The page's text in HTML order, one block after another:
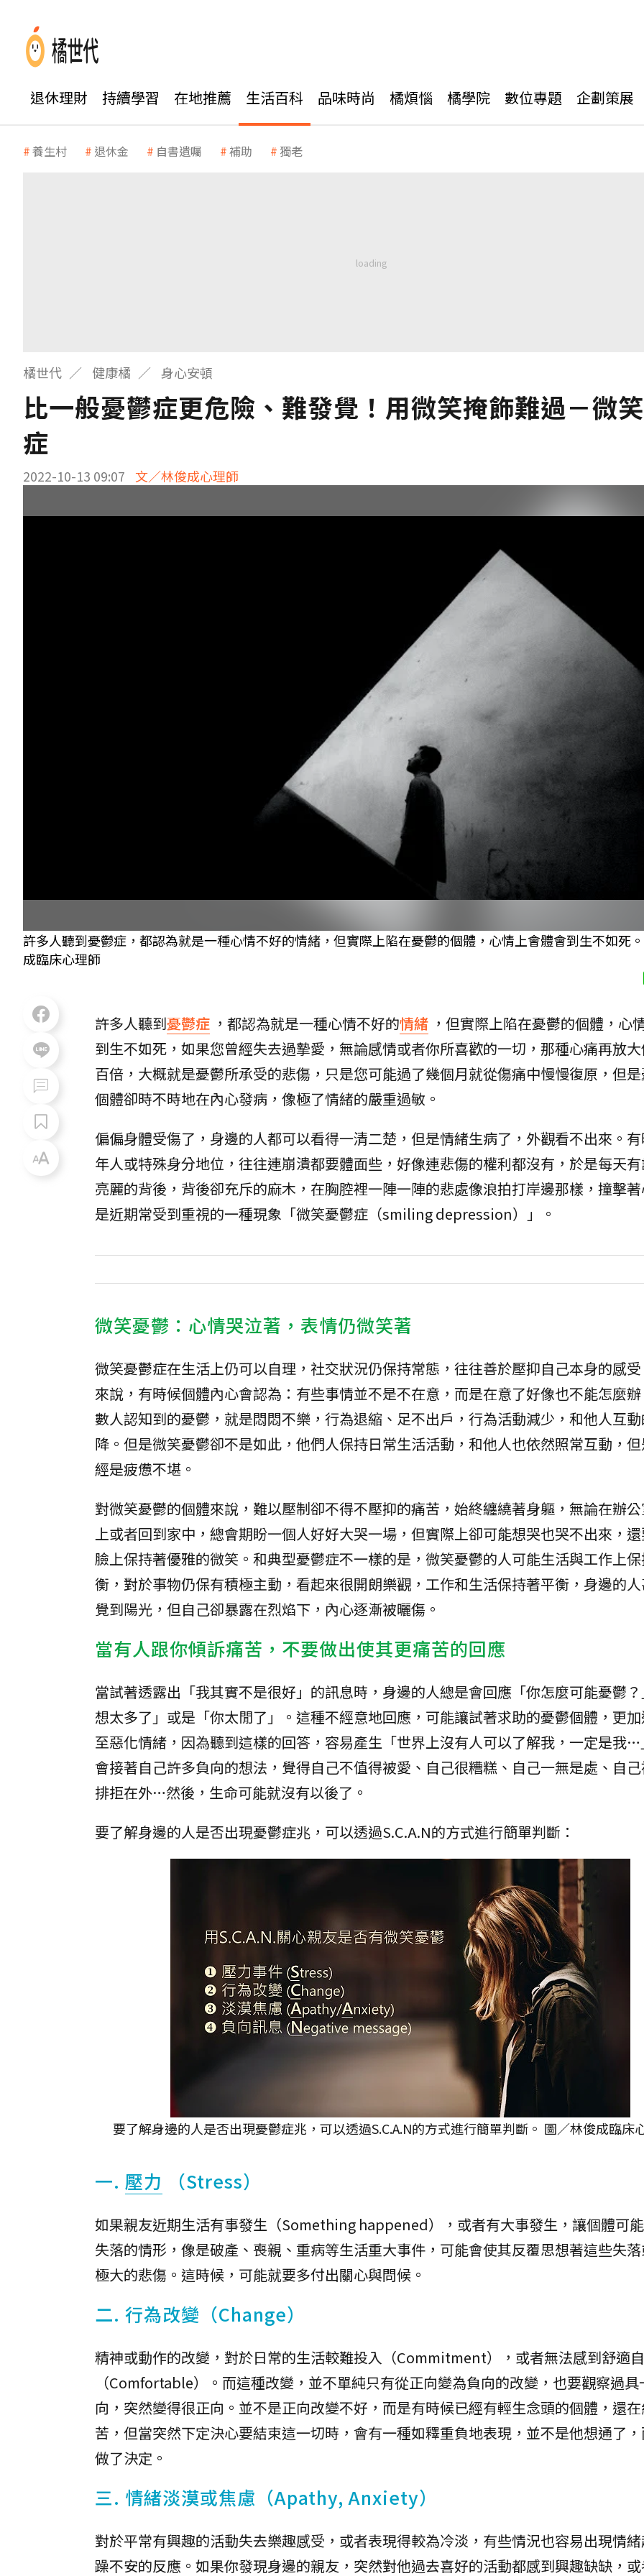
退休理財 持續學習 在地推薦 生活百科 品味時尚 橘煩惱 橘學院 數位專題 企劃策展
養生村 退休金 自書遺囑 補助 獨老
橘世代 健康橘 身心安頓
比一般憂鬱症更危險、難發覺！用微笑掩飾難過－微
症
2022-10-13 09:07 文／林俊成心理師
許多人聽到憂鬱症，都認為就是一種心情不好的情緒，但實際上陷在憂鬱的個體，心情上會體會到生不如死
成臨床心理師
許多人聽到憂鬱症 ，都認為就是一種心情不好的情緒 ，但實際上陷在憂鬱的個體，心
到生不如死，如果您曾經失去過摯愛，無論感情或者你所喜歡的一切，那種心痛再放
百倍，大概就是憂鬱所承受的悲傷，只是您可能過了幾個月就從傷痛中慢慢復原，但
個體卻時不時地在內心發病，像極了情緒的嚴重過敏。
偏偏身體受傷了，身邊的人都可以看得一清二楚，但是情緒生病了，外觀看不出來。
年人或特殊身分地位，往往連崩潰都要體面些，好像連悲傷的權利都沒有，於是每天
亮麗的背後，背後卻充斥的麻木，在胸腔裡一陣一陣的悲處像浪拍打岸邊那樣，撞擊
是近期常受到重視的一種現象「微笑憂鬱症（smiling depression）」。
微笑憂鬱：心情哭泣著，表情仍微笑著
微笑憂鬱症在生活上仍可以自理，社交狀況仍保持常態，往往善於壓抑自己本身的感
來說，有時候個體內心會認為：有些事情並不是不在意，而是在意了好像也不能怎麼
數人認知到的憂鬱，就是悶悶不樂，行為退縮、足不出戶，行為活動減少，和他人互
降。但是微笑憂鬱卻不是如此，他們人保持日常生活活動，和他人也依然照常互動，
經是疲憊不堪。
對微笑憂鬱的個體來說，難以壓制卻不得不壓抑的痛苦，始終纏繞著身軀，無論在辦
上或者回到家中，總會期盼一個人好好大哭一場，但實際上卻可能想哭也哭不出來，
臉上保持著優雅的微笑。和典型憂鬱症不一樣的是，微笑憂鬱的人可能生活與工作上
衡，對於事物仍保有積極主動，看起來很開朗樂觀，工作和生活保持著平衡，身邊的
覺到陽光，但自己卻暴露在烈焰下，內心逐漸被曬傷。
當有人跟你傾訴痛苦，不要做出使其更痛苦的回應
當試著透露出「我其實不是很好」的訊息時，身邊的人總是會回應「你怎麼可能憂鬱
想太多了」或是「你太閒了」。這種不經意地回應，可能讓試著求助的憂鬱個體，更
至惡化情緒，因為聽到這樣的回答，容易產生「世界上沒有人可以了解我，一定是我
會接著自己許多負向的想法，覺得自己不值得被愛、自己很糟糕、自己一無是處、自
排拒在外…然後，生命可能就沒有以後了。
要了解身邊的人是否出現憂鬱症兆，可以透過S.C.A.N的方式進行簡單判斷：
要了解身邊的人是否出現憂鬱症兆，可以透過S.C.A.N的方式進行簡單判斷。 圖／林俊成臨床
一. 壓力 （Stress）
如果親友近期生活有事發生（Something happened），或者有大事發生，讓個體可
失落的情形，像是破產、喪親、重病等生活重大事件，可能會使其反覆思想著這些失
極大的悲傷。這時候，可能就要多付出關心與問候。
二. 行為改變（Change）
精神或動作的改變，對於日常的生活較難投入（Commitment），或者無法感到舒適
（Comfortable）。而這種改變，並不單純只有從正向變為負向的改變，也要觀察過
向，突然變得很正向。並不是正向改變不好，而是有時候已經有輕生念頭的個體，還
苦，但當突然下定決心要結束這一切時，會有一種如釋重負地表現，並不是他想通了
做了決定。
三. 情緒淡漠或焦慮（Apathy, Anxiety）
對於平常有興趣的活動失去樂趣感受，或者表現得較為冷淡，有些情況也容易出現情
躁不安的反應。如果你發現身邊的親友，突然對他過去喜好的活動都感到興趣缺缺，